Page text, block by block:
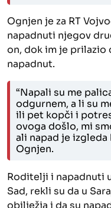
Ognjen je za RT
napadnuti njegov
on, dok im je prilazio
napadnut.
“Napali su me
odgurnem, a li su
ili pet kopči i
ovoga došlo, mi
ali napad je izgleda
Ognjen.
Roditelji i napadnuti
Sad, rekli su da u
obilježja i da su